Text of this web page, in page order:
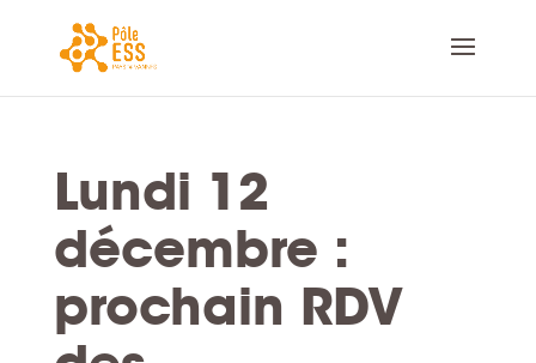
Lundi 12
décembre :
prochain RDV